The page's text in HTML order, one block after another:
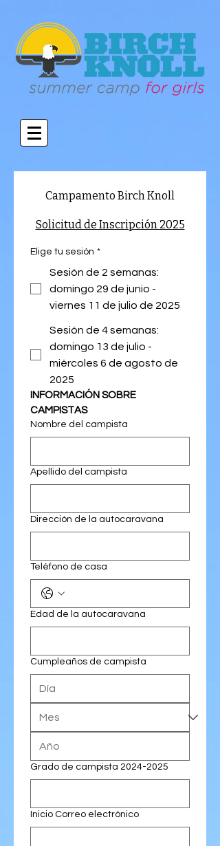
Campamento Birch Knoll
Solicitud de Inscripción 2025
Elige tu sesión *
Sesión de 2 semanas:
domingo 29 de junio -
viernes 11 de julio de 2025
Sesión de 4 semanas:
domingo 13 de julio -
miércoles 6 de agosto de
2025
INFORMACIÓN SOBRE
CAMPISTAS
Nombre del campista
Apellido del campista
Dirección de la autocaravana
Teléfono de casa
Edad de la autocaravana
Cumpleaños de campista
Grado de campista 2024-2025
Inicio Correo electrónico